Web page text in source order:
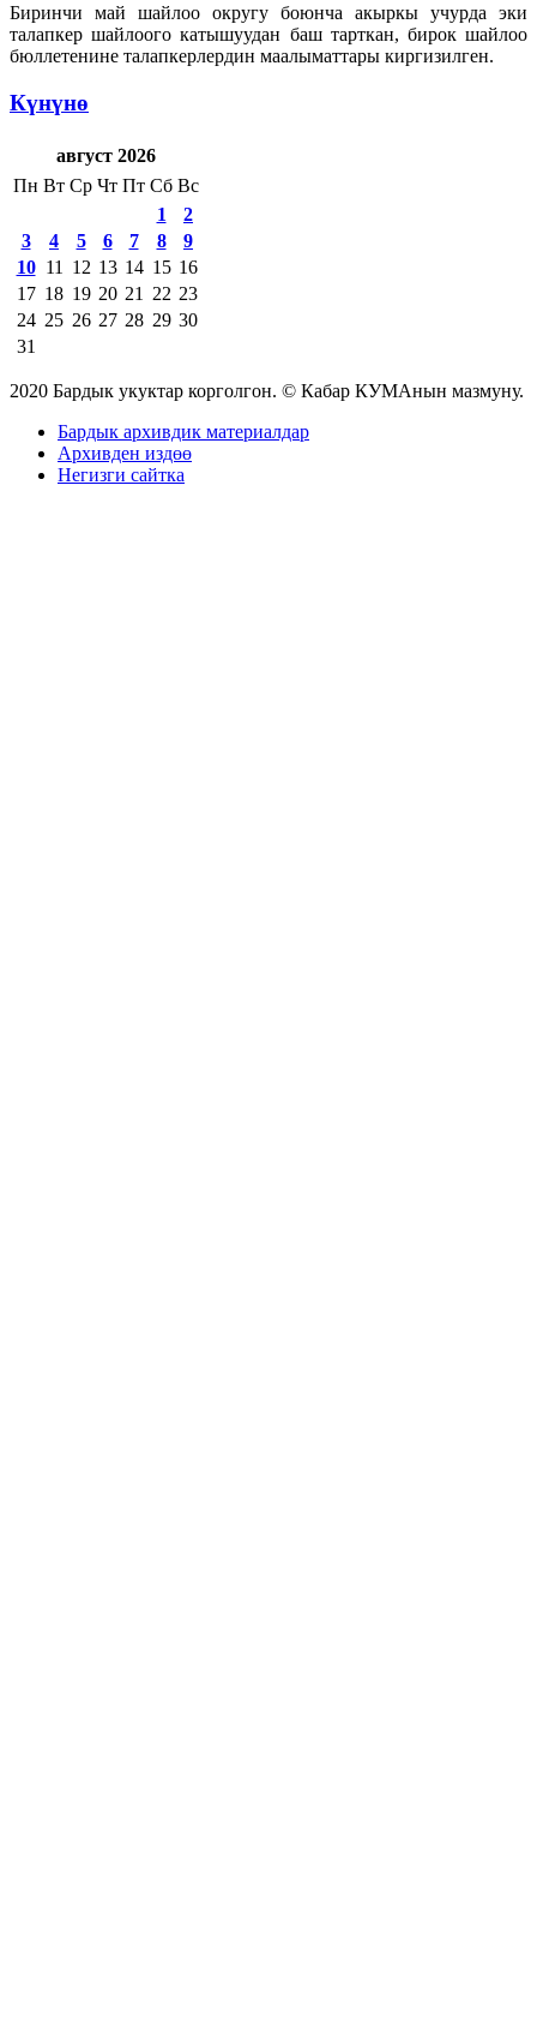
Биринчи май шайлоо округу боюнча акыркы учурда эки
талапкер шайлоого катышуудан баш тарткан, бирок шайлоо
бюллетенине талапкерлердин маалыматтары киргизилген.
Күнүнө
август 2026
Пн Вт Ср Чт Пт Сб Вс
1
2
3
4 5 6 7 8
9
10 11 12 13 14 15 16
17 18 19 20 21 22 23
24 25 26 27 28 29 30
31
2020 Бардык укуктар корголгон. © Кабар КУМАнын мазмуну.
Бардык архивдик материалдар
Архивден издөө
Негизги сайтка